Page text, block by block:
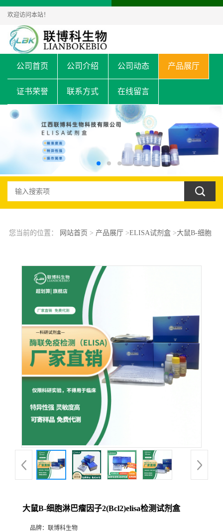
欢迎访问本站！
公司首页 公司介绍 公司动态 产品展厅
证书荣誉 联系方式 在线留言
您当前的位置： 网站首页 > 产品展厅 >ELISA试剂盒>大鼠B-细胞
大鼠B-细胞淋巴瘤因子2(Bcl2)elisa检测试剂盒
品牌： 联博科生物